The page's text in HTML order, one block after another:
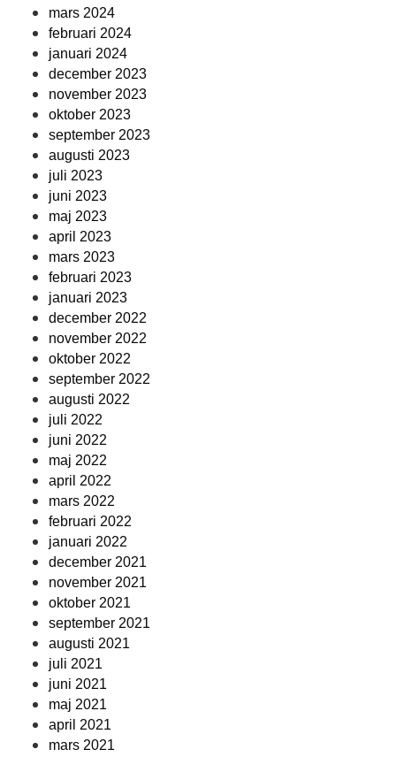
mars 2024
februari 2024
januari 2024
december 2023
november 2023
oktober 2023
september 2023
augusti 2023
juli 2023
juni 2023
maj 2023
april 2023
mars 2023
februari 2023
januari 2023
december 2022
november 2022
oktober 2022
september 2022
augusti 2022
juli 2022
juni 2022
maj 2022
april 2022
mars 2022
februari 2022
januari 2022
december 2021
november 2021
oktober 2021
september 2021
augusti 2021
juli 2021
juni 2021
maj 2021
april 2021
mars 2021